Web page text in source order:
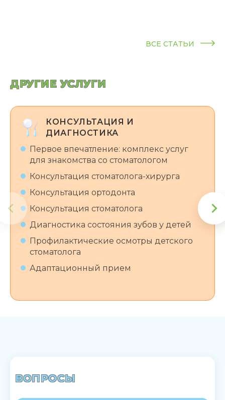
ВСЕ СТАТЬИ
ДРУГИЕ УСЛУГИ
КОНСУЛЬТАЦИЯ И
ДИАГНОСТИКА
Первое впечатление: комплекс услуг
для знакомства со стоматологом
Консультация стоматолога-хирурга
Консультация ортодонта
Консультация стоматолога
Диагностика состояния зубов у детей
Профилактические осмотры детского
стоматолога
Адаптационный прием
ВОПРОСЫ